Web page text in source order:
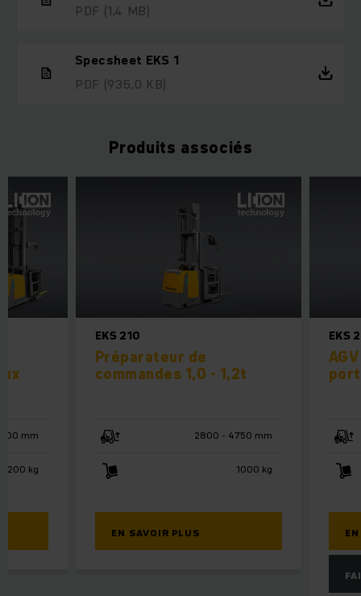
PDF (1,4 MB)
Specsheet EKS 1
PDF (935,0 KB)
Produits associés
EKS 210
Préparateur de
commandes 1,0 - 1,2t
2800 - 4750 mm
1000 kg
EN SAVOIR PLUS
EKS
mm
1200 kg